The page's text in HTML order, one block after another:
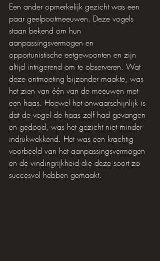
Een ander opmerkelijk gezicht was een
paar geelpootmeeuwen. Deze vogels
staan ​​bekend om hun
aanpassingsvermogen en
opportunistische eetgewoonten en zijn
altijd intrigerend om te observeren. Wat
deze ontmoeting bijzonder maakte, was
het zien van één van de meeuwen met
een haas. Hoewel het onwaarschijnlijk is
dat de vogel de haas zelf had gevangen
en gedood, was het gezicht niet minder
indrukwekkend. Het was een krachtig
voorbeeld van het aanpassingsvermogen
en de vindingrijkheid die deze soort zo
succesvol hebben gemaakt.